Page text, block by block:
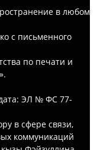
в любом
с письменного
по печати и
ЭЛ № ФС 77-
в сфере связи,
коммуникаций